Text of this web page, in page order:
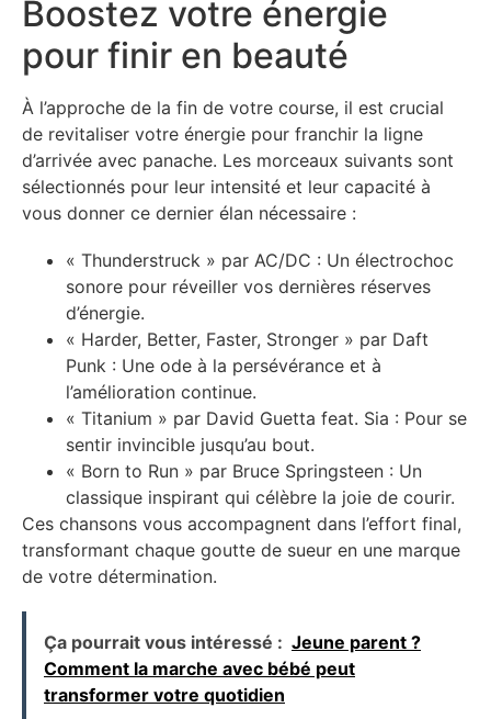
Boostez votre énergie
pour finir en beauté
À l’approche de la fin de votre course, il est crucial
de revitaliser votre énergie pour franchir la ligne
d’arrivée avec panache. Les morceaux suivants sont
sélectionnés pour leur intensité et leur capacité à
vous donner ce dernier élan nécessaire :
« Thunderstruck » par AC/DC : Un électrochoc
sonore pour réveiller vos dernières réserves
d’énergie.
« Harder, Better, Faster, Stronger » par Daft
Punk : Une ode à la persévérance et à
l’amélioration continue.
« Titanium » par David Guetta feat. Sia : Pour se
sentir invincible jusqu’au bout.
« Born to Run » par Bruce Springsteen : Un
classique inspirant qui célèbre la joie de courir.
Ces chansons vous accompagnent dans l’effort final,
transformant chaque goutte de sueur en une marque
de votre détermination.
Ça pourrait vous intéressé : Jeune parent ?
Comment la marche avec bébé peut
transformer votre quotidien